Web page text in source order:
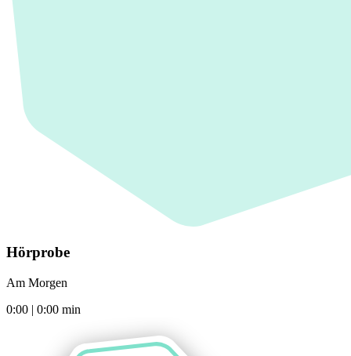
Hörprobe
Am Morgen
0:00 | 0:00 min